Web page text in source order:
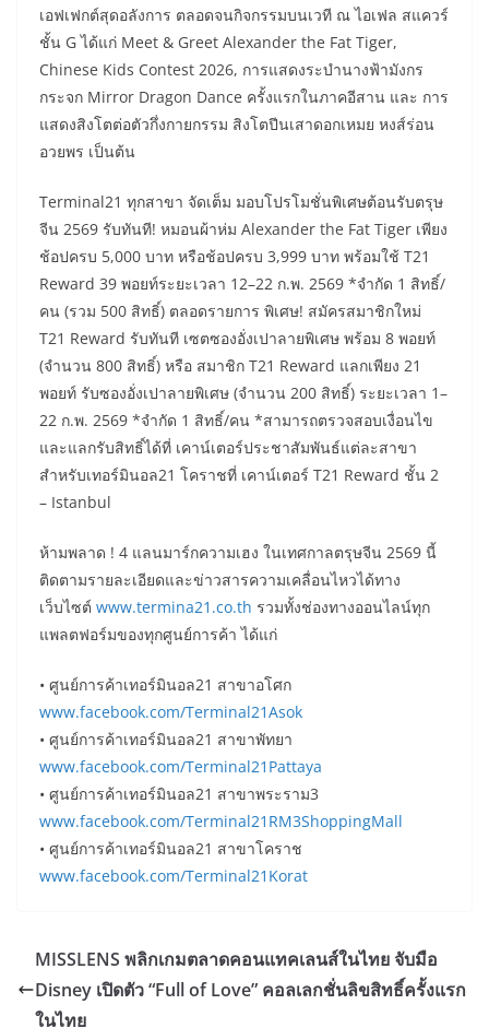
เอฟเฟกต์สุดอลังการ ตลอดจนกิจกรรมบนเวที ณ ไอเฟล สแควร์
ชั้น G ได้แก่ Meet & Greet Alexander the Fat Tiger,
Chinese Kids Contest 2026, การแสดงระบำนางฟ้ามังกร
กระจก Mirror Dragon Dance ครั้งแรกในภาคอีสาน และ การ
แสดงสิงโตต่อตัวกึ่งกายกรรม สิงโตปีนเสาดอกเหมย หงส์ร่อน
อวยพร เป็นต้น
Terminal21 ทุกสาขา จัดเต็ม มอบโปรโมชั่นพิเศษต้อนรับตรุษ
จีน 2569 รับทันที! หมอนผ้าห่ม Alexander the Fat Tiger เพียง
ช้อปครบ 5,000 บาท หรือช้อปครบ 3,999 บาท พร้อมใช้ T21
Reward 39 พอยท์ระยะเวลา 12–22 ก.พ. 2569 *จำกัด 1 สิทธิ์/
คน (รวม 500 สิทธิ์) ตลอดรายการ พิเศษ! สมัครสมาชิกใหม่
T21 Reward รับทันที เซตซองอั่งเปาลายพิเศษ พร้อม 8 พอยท์
(จำนวน 800 สิทธิ์) หรือ สมาชิก T21 Reward แลกเพียง 21
พอยท์ รับซองอั่งเปาลายพิเศษ (จำนวน 200 สิทธิ์) ระยะเวลา 1–
22 ก.พ. 2569 *จำกัด 1 สิทธิ์/คน *สามารถตรวจสอบเงื่อนไข
และแลกรับสิทธิ์ได้ที่ เคาน์เตอร์ประชาสัมพันธ์แต่ละสาขา
สำหรับเทอร์มินอล21 โคราชที่ เคาน์เตอร์ T21 Reward ชั้น 2
– Istanbul
ห้ามพลาด ! 4 แลนมาร์กความเฮง ในเทศกาลตรุษจีน 2569 นี้
ติดตามรายละเอียดและข่าวสารความเคลื่อนไหวได้ทาง
เว็บไซต์ www.termina21.co.th รวมทั้งช่องทางออนไลน์ทุก
แพลตฟอร์มของทุกศูนย์การค้า ได้แก่
• ศูนย์การค้าเทอร์มินอล21 สาขาอโศก
www.facebook.com/Terminal21Asok
• ศูนย์การค้าเทอร์มินอล21 สาขาพัทยา
www.facebook.com/Terminal21Pattaya
• ศูนย์การค้าเทอร์มินอล21 สาขาพระราม3
www.facebook.com/Terminal21RM3ShoppingMall
• ศูนย์การค้าเทอร์มินอล21 สาขาโคราช
www.facebook.com/Terminal21Korat
MISSLENS พลิกเกมตลาดคอนแทคเลนส์ในไทย จับมือ
Disney เปิดตัว “Full of Love” คอลเลกชั่นลิขสิทธิ์ครั้งแรก
ในไทย